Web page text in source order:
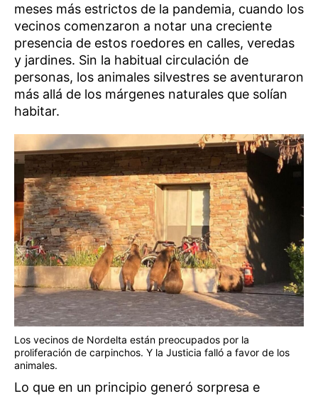
meses más estrictos de la pandemia, cuando los
vecinos comenzaron a notar una creciente
presencia de estos roedores en calles, veredas
y jardines. Sin la habitual circulación de
personas, los animales silvestres se aventuraron
más allá de los márgenes naturales que solían
habitar.
Los vecinos de Nordelta están preocupados por la
proliferación de carpinchos. Y la Justicia falló a favor de los
animales.
Lo que en un principio generó sorpresa e